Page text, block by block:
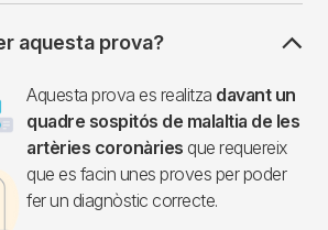
aquesta prova?
Aquesta prova es realitza davant un
quadre sospitós de malaltia de les
artèries coronàries que requereix
que es facin unes proves per poder
fer un diagnòstic correcte.